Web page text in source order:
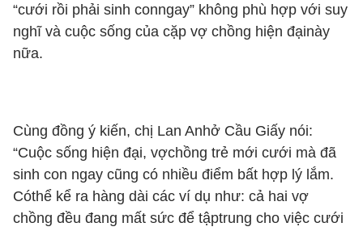
“cưới rồi phải sinh conngay” không phù hợp với suy
nghĩ và cuộc sống của cặp vợ chồng hiện đạinày
nữa.
Cùng đồng ý kiến, chị Lan Anhở Cầu Giấy nói:
“Cuộc sống hiện đại, vợchồng trẻ mới cưới mà đã
sinh con ngay cũng có nhiều điểm bất hợp lý lắm.
Cóthể kể ra hàng dài các ví dụ như: cả hai vợ
chồng đều đang mất sức để tậptrung cho việc cưới